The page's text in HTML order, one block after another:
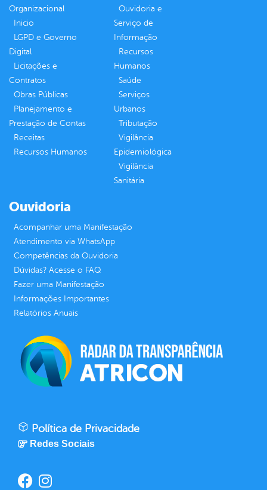
Organizacional
Inicio
LGPD e Governo
Digital
Licitações e
Contratos
Obras Públicas
Planejamento e
Prestação de Contas
Receitas
Recursos Humanos
Ouvidoria e
Serviço de
Informação
Recursos
Humanos
Saúde
Serviços
Urbanos
Tributação
Vigilância
Epidemiológica
Vigilância
Sanitária
Ouvidoria
Acompanhar uma Manifestação
Atendimento via WhatsApp
Competências da Ouvidoria
Dúvidas? Acesse o FAQ
Fazer uma Manifestação
Informações Importantes
Relatórios Anuais
Política de Privacidade
Redes Sociais